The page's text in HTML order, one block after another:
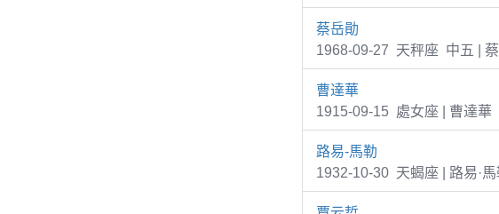
蔡岳勛
1968-09-27 天秤座 中五 |
曹達華
1915-09-15 處女座 | 曹達華
路易-馬勒
1932-10-30 天蝎座 | 路易·馬